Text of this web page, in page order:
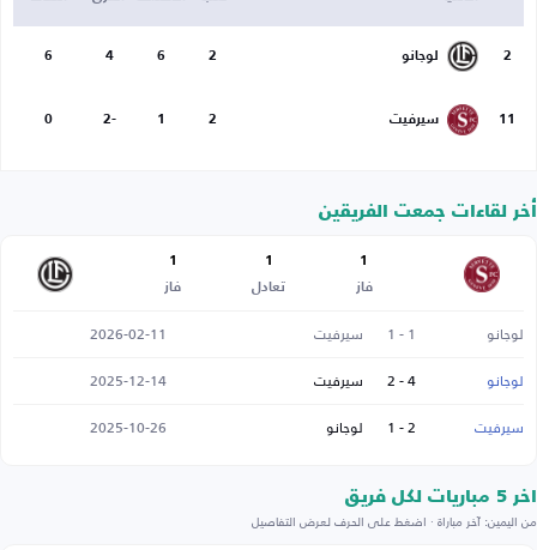
2 لوجانو 2
6
4
6
11 سيرفيت 2
1
-2
0
أخر لقاءات جمعت الفريقين
1
فاز
1
تعادل
1
فاز
لوجانو 1 - 1 سيرفيت
2026-02-11
لوجانو
4 - 2 سيرفيت
2025-12-14
سيرفيت
2 - 1 لوجانو 2025-10-26
اخر 5 مباريات لكل فريق
من اليمين: آخر مباراة · اضغط على الحرف لعرض التفاصيل